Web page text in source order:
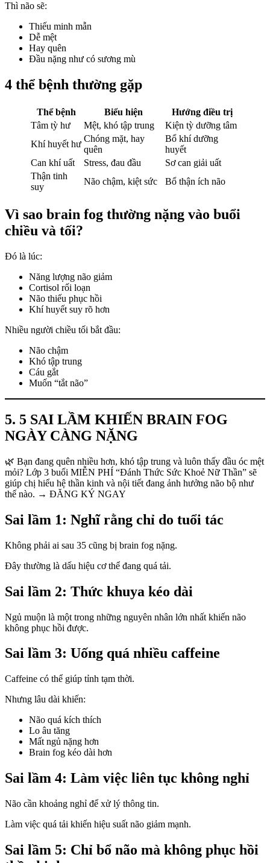
Thì não sẽ:
Thiếu minh mẫn
Dễ mệt
Hay quên
Đầu nặng như có sương mù
4 thể bệnh thường gặp
Thể bệnh Biểu hiện
Hướng điều trị
Tâm tỳ hư
Mệt, khó tập trung
Kiện tỳ dưỡng tâm
Khí huyết hư
Chóng mặt, hay
quên
Bổ khí dưỡng
huyết
Can khí uất
Stress, đau đầu
Sơ can giải uất
Thận tinh
suy
Não chậm, kiệt sức Bổ thận ích não
Vì sao brain fog thường nặng vào buổi
chiều và tối?
Đó là lúc:
Năng lượng não giảm
Cortisol rối loạn
Não thiếu phục hồi
Khí huyết suy rõ hơn
Nhiều người chiều tối bắt đầu:
Não chậm
Khó tập trung
Cáu gắt
Muốn “tắt não”
5. 5 SAI LẦM KHIẾN BRAIN FOG
NGÀY CÀNG NẶNG
🌿 Bạn đang quên nhiều hơn, khó tập trung và luôn thấy đầu óc mệt
mỏi? Lớp 3 buổi MIỄN PHÍ “Đánh Thức Sức Khoẻ Nữ Thần” sẽ
giúp chị hiểu hệ thần kinh và nội tiết đang ảnh hưởng não bộ như
thế nào. → ĐĂNG KÝ NGAY
Sai lầm 1: Nghĩ rằng chỉ do tuổi tác
Không phải ai sau 35 cũng bị brain fog nặng.
Đây thường là dấu hiệu cơ thể đang quá tải.
Sai lầm 2: Thức khuya kéo dài
Ngủ muộn là một trong những nguyên nhân lớn nhất khiến não
không phục hồi được.
Sai lầm 3: Uống quá nhiều caffeine
Caffeine có thể giúp tỉnh tạm thời.
Nhưng lâu dài khiến:
Não quá kích thích
Lo âu tăng
Mất ngủ nặng hơn
Brain fog kéo dài hơn
Sai lầm 4: Làm việc liên tục không nghỉ
Não cần khoảng nghỉ để xử lý thông tin.
Làm việc quá tải khiến hiệu suất não giảm mạnh.
Sai lầm 5: Chỉ bổ não mà không phục hồi